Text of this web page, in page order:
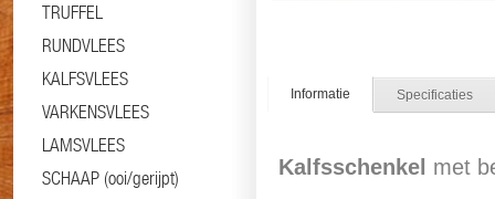
TRUFFEL
RUNDVLEES
KALFSVLEES
VARKENSVLEES
LAMSVLEES
SCHAAP (ooi/gerijpt)
Informatie Specificaties
Kalfsschenkel met